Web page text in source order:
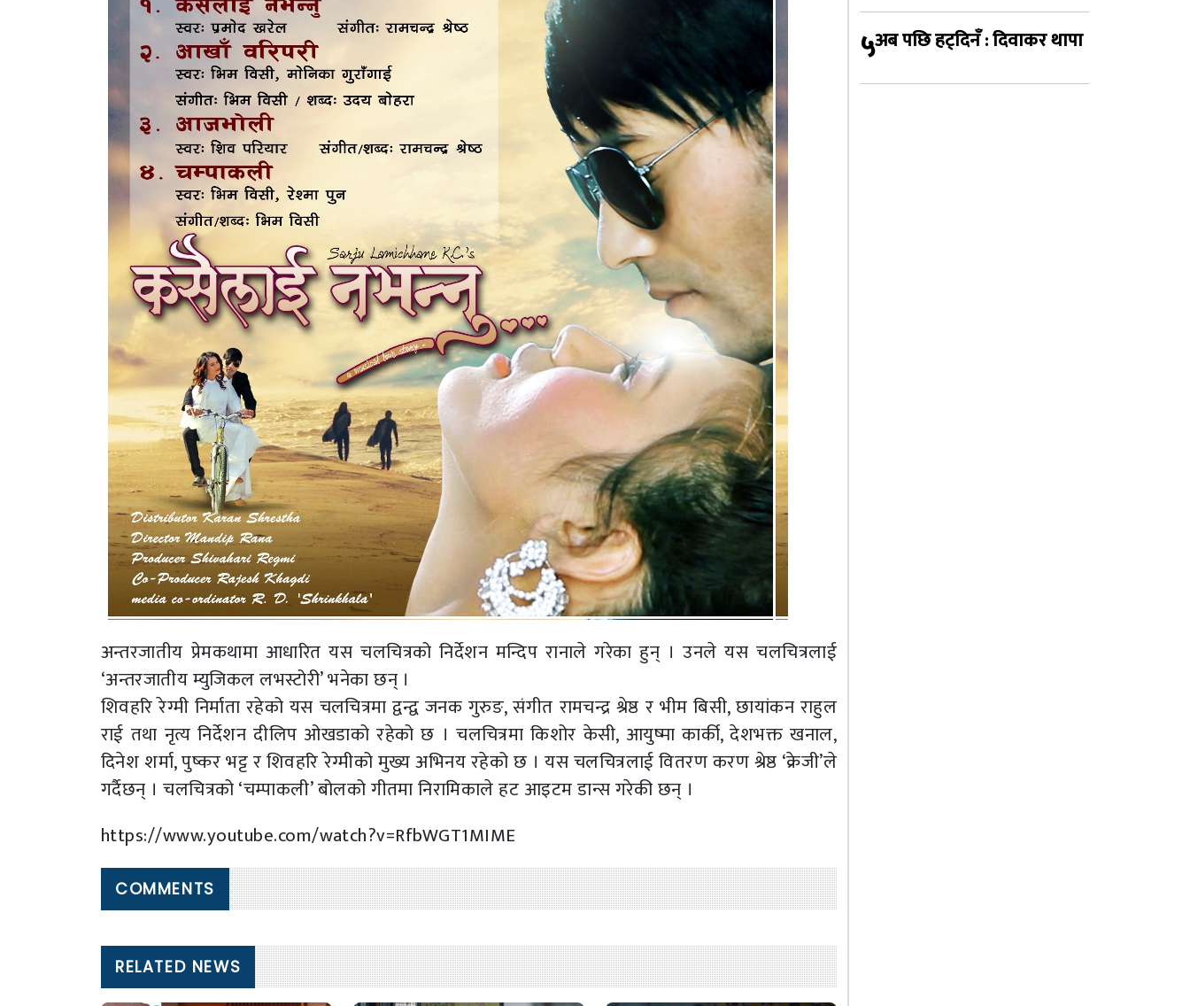
अन्तरजातीय प्रेमकथामा आधारित यस चलचित्रको निर्देशन मन्दिप रानाले गरेका हुन् । उनले यस चलचित्रलाई
‘अन्तरजातीय म्युजिकल लभस्टोरी’ भनेका छन् ।
शिवहरि रेग्मी निर्माता रहेको यस चलचित्रमा द्वन्द्व जनक गुरुङ, संगीत रामचन्द्र श्रेष्ठ र भीम बिसी, छायांकन राहुल
राई तथा नृत्य निर्देशन दीलिप ओखडाको रहेको छ । चलचित्रमा किशोर केसी, आयुष्मा कार्की, देशभक्त खनाल,
दिनेश शर्मा, पुष्कर भट्ट र शिवहरि रेग्मीको मुख्य अभिनय रहेको छ । यस चलचित्रलाई वितरण करण श्रेष्ठ ‘क्रेजी’ले
गर्दैछन् । चलचित्रको ‘चम्पाकली’ बोलको गीतमा निरामिकाले हट आइटम डान्स गरेकी छन् ।
https://www.youtube.com/watch?v=RfbWGT1MIME
COMMENTS
RELATED NEWS
५अब पछि हट्दिनँ : दिवाकर थापा